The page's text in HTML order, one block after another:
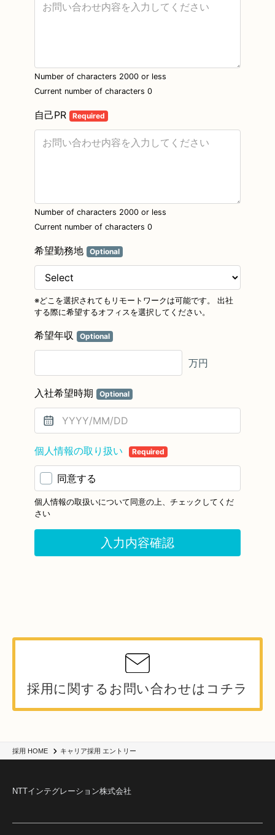
採用 HOME キャリア採用 エントリー
採用に関するお問い合わせはコチラ
NTTインテグレーション株式会社